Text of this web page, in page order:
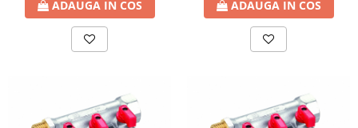
ADAUGA IN COS ADAUGA IN COS